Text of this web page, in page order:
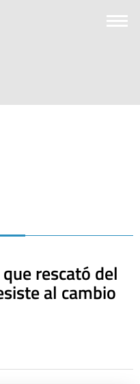
rescató del
al cambio